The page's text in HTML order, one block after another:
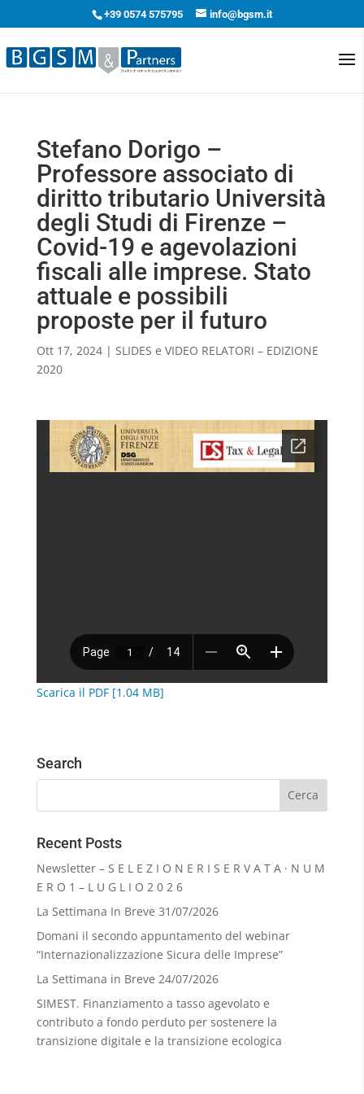
+39 0574 575795 info@bgsm.it
Stefano Dorigo –
Professore associato di
diritto tributario Università
degli Studi di Firenze –
Covid-19 e agevolazioni
fiscali alle imprese. Stato
attuale e possibili
proposte per il futuro
Ott 17, 2024| SLIDES e VIDEO RELATORI – EDIZIONE
2020
Scarica il PDF [1.04 MB]
Search
Recent Posts
Newsletter – S E L E Z I O N E R I S E R V A T A · N U M
E R O 1 – L U G L I O 2 0 2 6
La Settimana In Breve 31/07/2026
Domani il secondo appuntamento del webinar
“Internazionalizzazione Sicura delle Imprese”
La Settimana in Breve 24/07/2026
SIMEST. Finanziamento a tasso agevolato e
contributo a fondo perduto per sostenere la
transizione digitale e la transizione ecologica